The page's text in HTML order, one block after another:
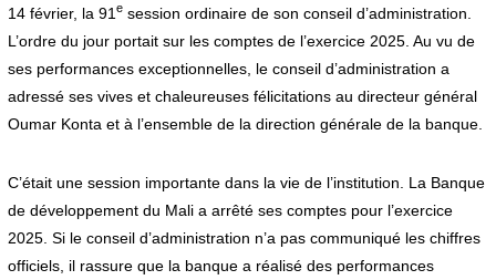
r
i
e
2
0
14 février, la 91 esession ordinaire de son conseil d’administration.
L’ordre du jour portait sur les comptes de l’exercice 2025. Au vu de
ses performances exceptionnelles, le conseil d’administration a
adressé ses vives et chaleureuses félicitations au directeur général
Oumar Konta et à l’ensemble de la direction générale de la banque.
C’était une session importante dans la vie de l’institution. La Banque
de développement du Mali a arrêté ses comptes pour l’exercice
2025. Si le conseil d’administration n’a pas communiqué les chiffres
officiels, il rassure que la banque a réalisé des performances